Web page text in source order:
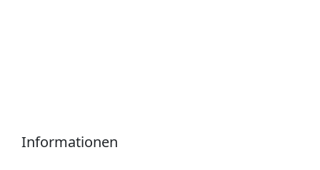
Informationen